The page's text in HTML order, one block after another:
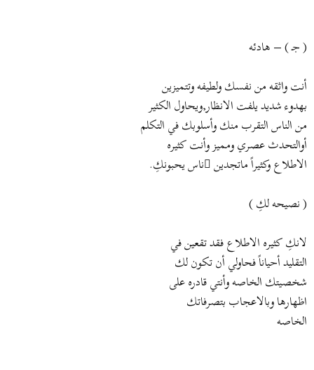
( جـ ) – هادئه
أنت واثقه من نفسك ولطيفه وتتميزين
بهدوء شديد يلفت الانظار,ويحاول الكثير
من الناس التقرب منك وأسلوبك في التكلم
أوالتحدث عصري ومميز وأنت كثيره
الاطلاع وكثيراً ماتجدين ُناس يحبونكِ.
( نصيحه لكِ )
لانكِ كثيره الاطلاع فقد تقعين في
التقليد أحياناً فحاولي أن تكون لك
شخصيتك الخاصه وأنتي قادره على
اظهارها وبالاعجاب بتصرفاتك
الخاصه